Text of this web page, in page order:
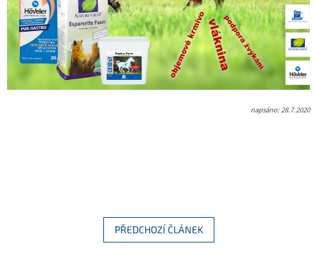
napsáno: 28.7.2020
PŘEDCHOZÍ ČLÁNEK